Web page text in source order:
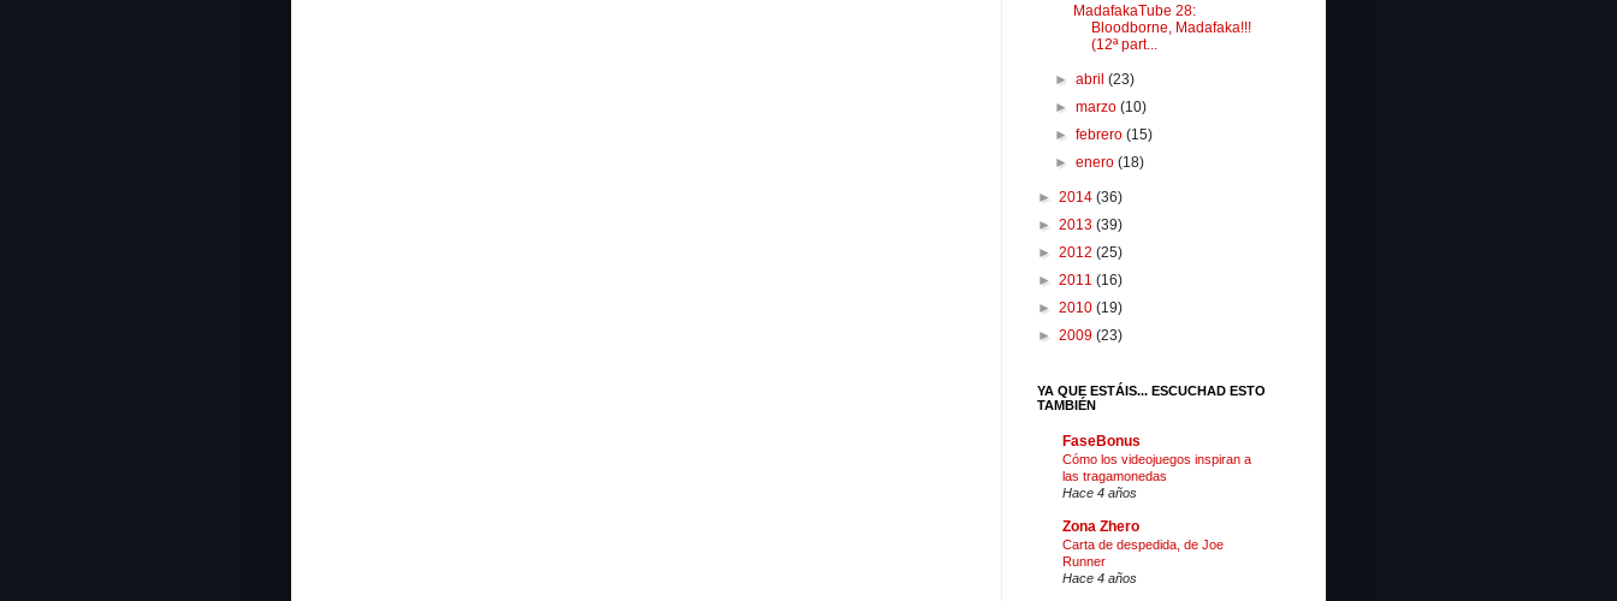
MadafakaTube 28:
Bloodborne, Madafaka!!!
(12ª part...
►abril(23)
►marzo(10)
►febrero(15)
►enero(18)
► 2014 (36)
► 2013 (39)
► 2012 (25)
► 2011 (16)
► 2010 (19)
► 2009 (23)
YA QUE ESTÁIS... ESCUCHAD ESTO
TAMBIÉN
FaseBonus
Cómo los videojuegos inspiran a
las tragamonedas
Hace 4 años
Zona Zhero
Carta de despedida, de Joe
Runner
Hace 4 años